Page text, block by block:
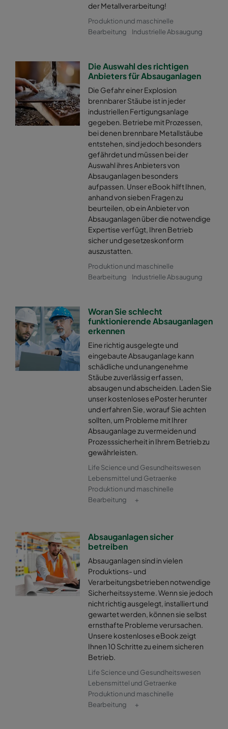
der Metallverarbeitung!
Produktion und maschinelle
Bearbeitung
Industrielle Absaugung
Die Auswahl des richtigen
Anbieters für Absauganlagen
Die Gefahr einer Explosion
brennbarer Stäube ist in jeder
industriellen Fertigungsanlage
gegeben. Betriebe mit Prozessen,
bei denen brennbare Metallstäube
entstehen, sind jedoch besonders
gefährdet und müssen bei der
Auswahl ihres Anbieters von
Absauganlagen besonders
aufpassen. Unser eBook hilft Ihnen,
anhand von sieben Fragen zu
beurteilen, ob ein Anbieter von
Absauganlagen über die notwendige
Expertise verfügt, Ihren Betrieb
sicher und gesetzeskonform
auszustatten.
Produktion und maschinelle
Bearbeitung
Industrielle Absaugung
Woran Sie schlecht
funktionierende Absauganlagen
erkennen
Eine richtig ausgelegte und
eingebaute Absauganlage kann
schädliche und unangenehme
Stäube zuverlässig erfassen,
absaugen und abscheiden. Laden Sie
unser kostenloses ePoster herunter
und erfahren Sie, worauf Sie achten
sollten, um Probleme mit Ihrer
Absauganlage zu vermeiden und
Prozesssicherheit in Ihrem Betrieb zu
gewährleisten.
Life Science und Gesundheitswesen
Lebensmittel und Getraenke
Produktion und maschinelle
Bearbeitung
+
Absauganlagen sicher
betreiben
Absauganlagen sind in vielen
Produktions- und
Verarbeitungsbetrieben notwendige
Sicherheitssysteme. Wenn sie jedoch
nicht richtig ausgelegt, installiert und
gewartet werden, können sie selbst
ernsthafte Probleme verursachen.
Unsere kostenloses eBook zeigt
Ihnen 10 Schritte zu einem sicheren
Betrieb.
Life Science und Gesundheitswesen
Lebensmittel und Getraenke
Produktion und maschinelle
Bearbeitung
+